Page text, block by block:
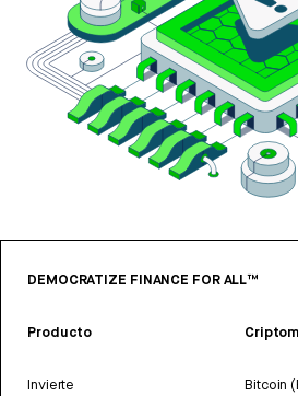
DEMOCRATIZE FINANCE FOR ALL™
Producto
Invierte
Bitcoin